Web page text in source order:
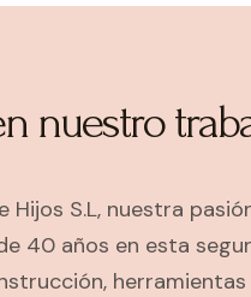
nuestro
Hijos S.L, nuestra
40 años en esta